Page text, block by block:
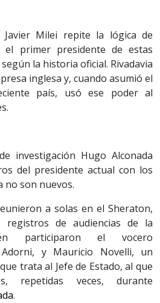
Javier Milei repite la lógica de
el primer presidente de estas
la historia oficial. Rivadavia
inglesa y, cuando asumió el
país, usó ese poder al
investigación Hugo Alconada
del presidente actual con los
no son nuevos.
a solas en el Sheraton,
de audiencias de la
participaron el vocero
Adorni, y Mauricio Novelli, un
trata al Jefe de Estado, al que
repetidas veces, durante
.